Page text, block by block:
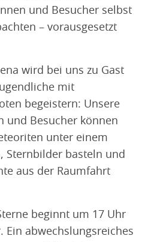
und Besucher selbst
– vorausgesetzt
wird bei uns zu Gast
mit
begeistern: Unsere
und Besucher können
unter einem
Sternbilder basteln und
aus der Raumfahrt
beginnt um 17 Uhr
Ein abwechslungsreiches